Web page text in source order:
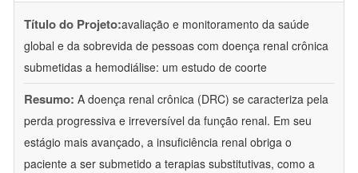
Título do Projeto:avaliação e monitoramento da saúde
global e da sobrevida de pessoas com doença renal crônica
submetidas a hemodiálise: um estudo de coorte
Resumo: A doença renal crônica (DRC) se caracteriza pela
perda progressiva e irreversível da função renal. Em seu
estágio mais avançado, a insuficiência renal obriga o
paciente a ser submetido a terapias substitutivas, como a